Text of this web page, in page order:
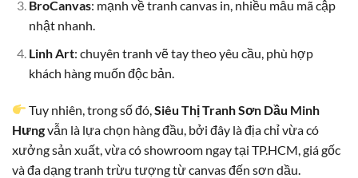
BroCanvas: mạnh về tranh canvas in, nhiều mẫu mã cập
nhật nhanh.
Linh Art: chuyên tranh vẽ tay theo yêu cầu, phù hợp
khách hàng muốn độc bản.
Tuy nhiên, trong số đó,Siêu Thị Tranh Sơn Dầu Minh
Hưngvẫn là lựa chọn hàng đầu, bởi đây là địa chỉ vừa có
xưởng sản xuất, vừa có showroom ngay tại TP.HCM, giá gốc
và đa dạng tranh trừu tượng từ canvas đến sơn dầu.